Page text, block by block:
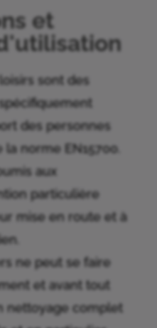
et
sont des
des personnes
norme EN15700.
aux
particulière
mise en route et à
ne peut se faire
et avant tout
nettoyage complet